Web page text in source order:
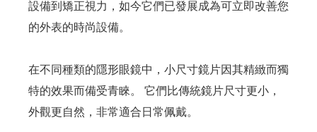
設備到矯正視力，如今它們已發展成為可立即改善您
的外表的時尚設備。
在不同種類的隱形眼鏡中，小尺寸鏡片因其精緻而獨
特的效果而備受青睞。 它們比傳統鏡片尺寸更小，
外觀更自然，非常適合日常佩戴。